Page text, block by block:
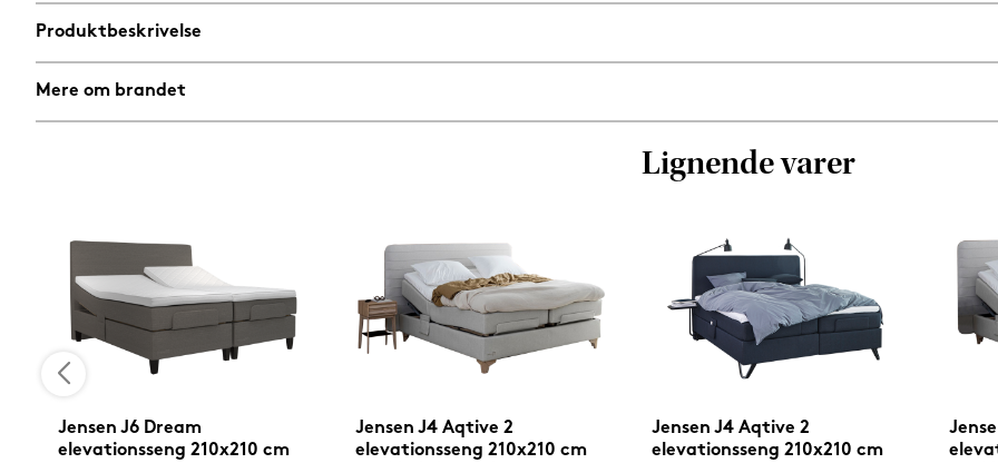
Produktbeskrivelse
Mere om brandet
Lignende varer
Jensen J6 Dream
elevationsseng 210x210 cm
Jensen J4 Aqtive 2
elevationsseng 210x210 cm
Jensen J4 Aqtive 2
elevationsseng 210x210 cm